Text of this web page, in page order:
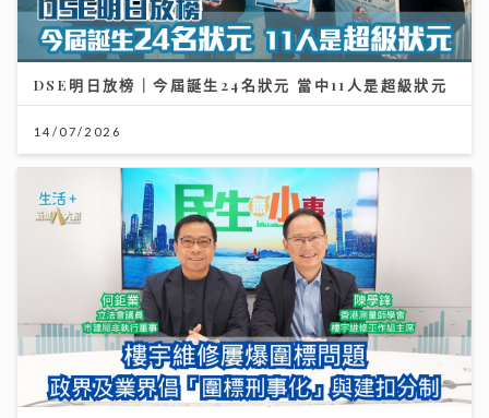
DSE明日放榜｜今屆誕生24名狀元 當中11人是超級狀元
14/07/2026